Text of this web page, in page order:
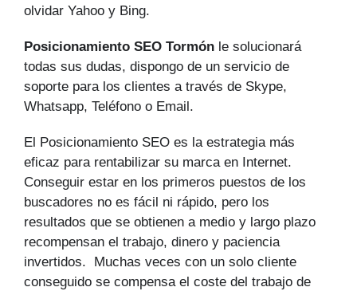
olvidar Yahoo y Bing.
Posicionamiento SEO Tormón le solucionará
todas sus dudas, dispongo de un servicio de
soporte para los clientes a través de Skype,
Whatsapp, Teléfono o Email.
El Posicionamiento SEO es la estrategia más
eficaz para rentabilizar su marca en Internet.
Conseguir estar en los primeros puestos de los
buscadores no es fácil ni rápido, pero los
resultados que se obtienen a medio y largo plazo
recompensan el trabajo, dinero y paciencia
invertidos. Muchas veces con un solo cliente
conseguido se compensa el coste del trabajo de